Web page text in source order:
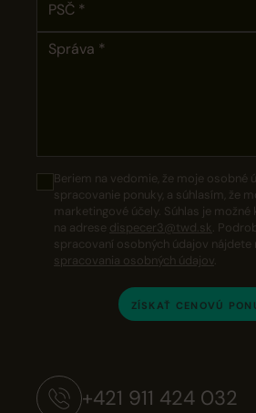
Beriem na vedomie, že moje osobné
spracovanie ponuky, a súhlasím, že
marketingové účely. Súhlas je
na adrese dispecer3@twd.sk.
spracovaní osobných údajov nájdete
spracovania osobných údajov.
ZÍSKAŤ CENOVÚ
+421 911 424 032